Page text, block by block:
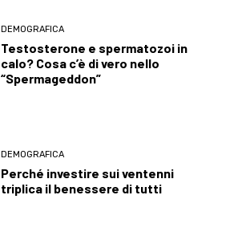
DEMOGRAFICA
Testosterone e spermatozoi in
calo? Cosa c’è di vero nello
“Spermageddon”
DEMOGRAFICA
Perché investire sui ventenni
triplica il benessere di tutti